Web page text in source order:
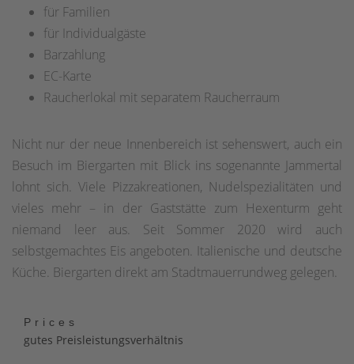
für Familien
für Individualgäste
Barzahlung
EC-Karte
Raucherlokal mit separatem Raucherraum
Nicht nur der neue Innenbereich ist sehenswert, auch ein
Besuch im Biergarten mit Blick ins sogenannte Jammertal
lohnt sich. Viele Pizzakreationen, Nudelspezialitäten und
vieles mehr – in der Gaststätte zum Hexenturm geht
niemand leer aus. Seit Sommer 2020 wird auch
selbstgemachtes Eis angeboten. Italienische und deutsche
Küche. Biergarten direkt am Stadtmauerrundweg gelegen.
Prices
gutes Preisleistungsverhältnis